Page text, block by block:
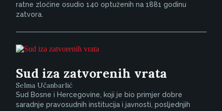
ratne zločine osudio 140 optuženih na 1881 godinu
zatvora.
Sud iza zatvorenih vrata
Selma Učanbarlić
Sud Bosne i Hercegovine, koji je bio primjer dobre
saradnje pravosudnih institucija i javnosti, posljednjih